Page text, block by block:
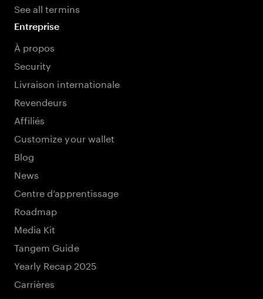
See all termins
Entreprise
À propos
Security
Livraison internationale
Revendeurs
Affiliés
Customize your wallet
Blog
News
Centre d’apprentissage
Roadmap
Media Kit
Tangem Guide
Yearly Recap 2025
Carrières